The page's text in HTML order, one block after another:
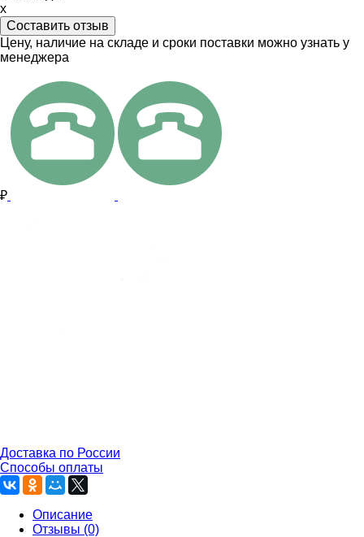
x
Составить отзыв
Цену, наличие на складе и сроки поставки можно узнать у
менеджера
₽
Доставка по России
Способы оплаты
Описание
Отзывы (0)